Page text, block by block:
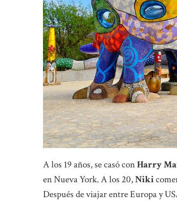
A los 19 años, se casó conHarry
en Nueva York. A los 20,Niki
Después de viajar entre Europa y